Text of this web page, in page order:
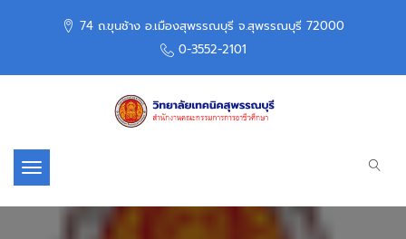
74 ถ.ขุนช้าง อ.เมืองสุพรรณบุรี จ.สุพรรณบุรี 72000
0-3552-2101
Toggle navigation